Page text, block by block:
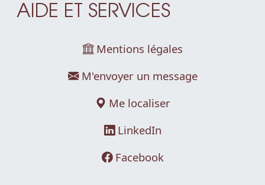
AIDE ET SERVICES
Mentions légales
M'envoyer un message
Me localiser
LinkedIn
Facebook